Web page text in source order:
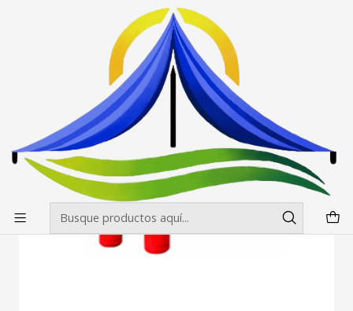
Envíos gratis desde $500.000 en Santiago
Arcos meta
Arco Meta Inflable sin turbina Sellado 8m x 4m